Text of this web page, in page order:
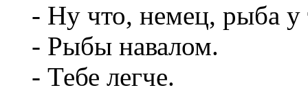
- Ну что, немец, рыба у
- Рыбы навалом.
- Тебе легче.